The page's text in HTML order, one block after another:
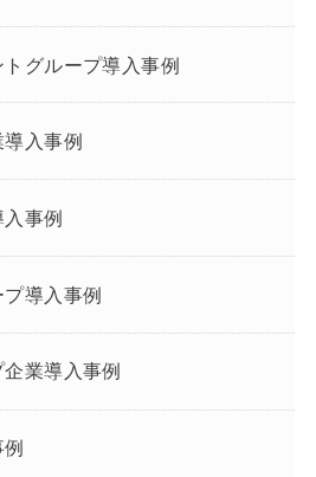
グループ導入事例
導入事例
事例
導入事例
業導入事例